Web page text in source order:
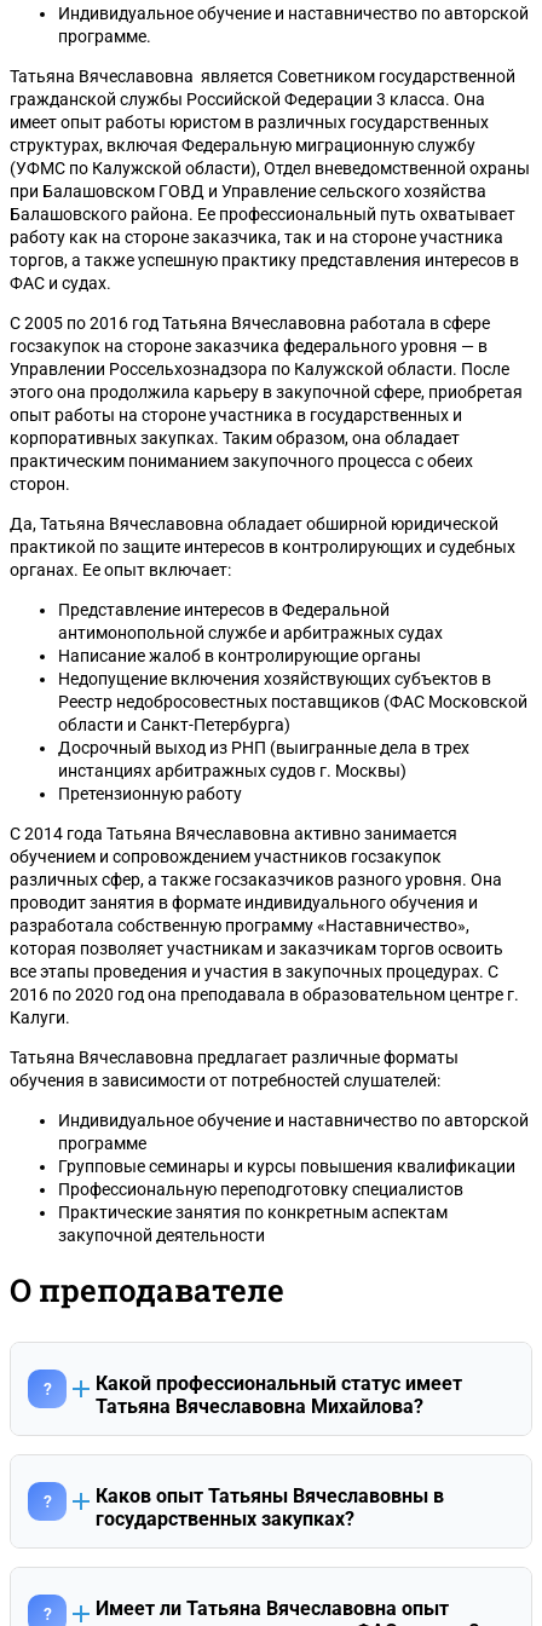
Индивидуальное обучение и наставничество по авторской
программе.
Татьяна Вячеславовна является Советником государственной
гражданской службы Российской Федерации 3 класса. Она
имеет опыт работы юристом в различных государственных
структурах, включая Федеральную миграционную службу
(УФМС по Калужской области), Отдел вневедомственной охраны
при Балашовском ГОВД и Управление сельского хозяйства
Балашовского района. Ее профессиональный путь охватывает
работу как на стороне заказчика, так и на стороне участника
торгов, а также успешную практику представления интересов в
ФАС и судах.
С 2005 по 2016 год Татьяна Вячеславовна работала в сфере
госзакупок на стороне заказчика федерального уровня — в
Управлении Россельхознадзора по Калужской области. После
этого она продолжила карьеру в закупочной сфере, приобретая
опыт работы на стороне участника в государственных и
корпоративных закупках. Таким образом, она обладает
практическим пониманием закупочного процесса с обеих
сторон.
Да, Татьяна Вячеславовна обладает обширной юридической
практикой по защите интересов в контролирующих и судебных
органах. Ее опыт включает:
Представление интересов в Федеральной
антимонопольной службе и арбитражных судах
Написание жалоб в контролирующие органы
Недопущение включения хозяйствующих субъектов в
Реестр недобросовестных поставщиков (ФАС Московской
области и Санкт-Петербурга)
Досрочный выход из РНП (выигранные дела в трех
инстанциях арбитражных судов г. Москвы)
Претензионную работу
С 2014 года Татьяна Вячеславовна активно занимается
обучением и сопровождением участников госзакупок
различных сфер, а также госзаказчиков разного уровня. Она
проводит занятия в формате индивидуального обучения и
разработала собственную программу «Наставничество»,
которая позволяет участникам и заказчикам торгов освоить
все этапы проведения и участия в закупочных процедурах. С
2016 по 2020 год она преподавала в образовательном центре г.
Калуги.
Татьяна Вячеславовна предлагает различные форматы
обучения в зависимости от потребностей слушателей:
Индивидуальное обучение и наставничество по авторской
программе
Групповые семинары и курсы повышения квалификации
Профессиональную переподготовку специалистов
Практические занятия по конкретным аспектам
закупочной деятельности
О преподавателе
?
Какой профессиональный статус имеет
Татьяна Вячеславовна Михайлова?
Федерации 3 класса. Она имеет опыт работы юристом в
различных государственных структурах, включая
Балашовского района. Ее профессиональный путь
?
Каков опыт Татьяны Вячеславовны в
государственных закупках?
Управлении Россельхознадзора по Калужской области.
?
Имеет ли Татьяна Вячеславовна опыт